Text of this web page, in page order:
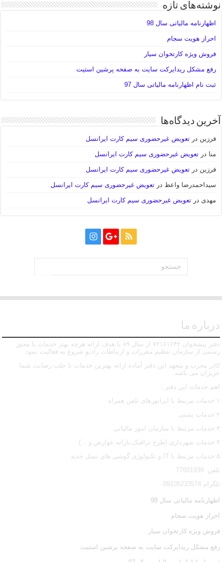
نوشته‌های تازه
اظهارنامه مالیاتی سال 98
احراز هویت سجام
فروش ویژه کارتخوان سیار
رفع مشکل ریدایرکت سایت به صفحه پرشین استیت
ثبت نام اظهارنامه مالیاتی سال 97
آخرین دیدگاه‌ها
فرزین درتعویض غیرحضوری سیم کارت ایرانسل
منا درتعویض غیرحضوری سیم کارت ایرانسل
فرزین درتعویض غیرحضوری سیم کارت ایرانسل
سیداحمدرضا واعظ درتعویض غیرحضوری سیم کارت ایرانسل
مهدی درتعویض غیرحضوری سیم کارت ایرانسل
درباره ما
دفتر پیشخوان ۷۲۱۶۱۶۴۲ از سال ۸۹ با هدف ارائه هرچه بهتر خدمات با مجوز
رسمی از سازمان تنظیم مقررات و ارتباطات رادیو شروع به فعالیت نمود.
کادر مجرب و متعهد این دفتر آماده ارائه بهترین خدمات تا جلب رضایت شما
عزیزان می باشد.
اهم خدمات این دفتر :
۱:خدمات مرتبط با اپراتورهای تلفن همراه
۲:خدمات پستی
۳:خدمات مرتبط با سازمان امور مالیاتی
۴:خدمات شهرداری (طرح ترافیک,بارانه,عوارض و .. )
۵:خدمات مرتبط با IT و تکنولوژی گوشی های نسل جدید
تلفن 77601939
تلگرام 09105233574
اظهارنامه مالیاتی سال 98
احراز هویت سجام
فروش ویژه کارتخوان سیار
رفع مشکل ریدایرکت سایت به صفحه پرشین استیت